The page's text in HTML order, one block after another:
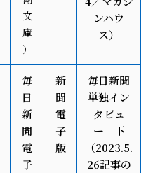
文
庫
）
ンハウ
ス）
毎
日
新
聞
電
子
新
聞
電
子
版
毎日新聞
単独イン
タビュ
ー 下
（2023.5.
26記事の